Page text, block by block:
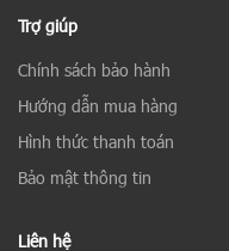
Trợ giúp
Chính sách bảo hành
Hướng dẫn mua hàng
Hình thức thanh toán
Bảo mật thông tin
Liên hệ